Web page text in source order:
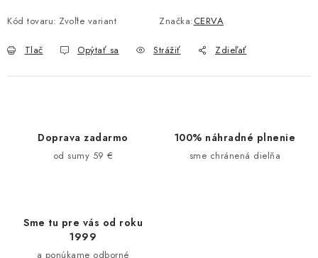
Kód tovaru: Zvoľte variant Značka:CERVA
Tlač Opýtať sa Strážiť Zdieľať
Doprava zadarmo
od sumy 59 €
100% náhradné plnenie
sme chránená dielňa
Sme tu pre vás od roku
1999
a ponúkame odborné